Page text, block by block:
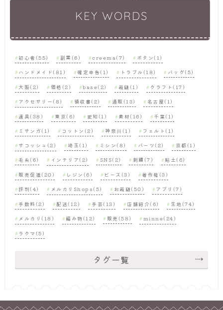
KEY WORDS
初心者(55) 副業(6) creema(7) ボタン(1)
ハンドメイド(81) 確定申告(1) トラブル(18) バッグ(5)
大阪(2) 価格(2) base(2) 裁縫(1) クラフト(17)
アクセサリー(8) 領収書(2) 通販(13) 名古屋(1)
道具(38) 東京(6) 愛知(1) 素材(16) 千葉(1)
ミサンガ(1) コットン(2) 神奈川(1) フェルト(1)
サコッシュ(2) 埼玉(1) ミシン(8) パーツ(2) 京都(1)
毛糸(6) インテリア(2) SNS(2) 刺繍(7) 粘土(6)
販売促進(20) レジン(6) ビーズ(3) 著作権(3)
評判(4) メルカリShops(5) お裁縫(50) アプリ(7)
手数料(2) 配送(12) 手芸(13) 店舗紹介(6) 生地(74)
メルカリ(18) 編み物(12) 販売(58) minne(24)
ラクマ(5)
タグ一覧